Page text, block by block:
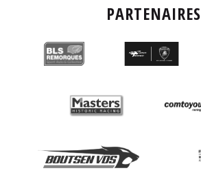
PARTENAIRES